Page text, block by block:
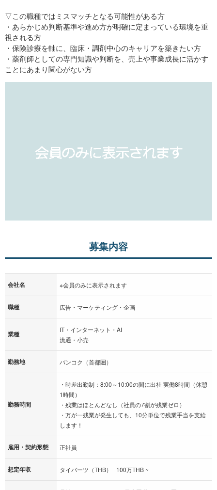
▽この職種ではミスマッチとなる可能性がある方
・あらかじめ判断基準や進め方が明確に定まっている環境を重
視される方
・保険診療を軸に、臨床・調剤中心のキャリアを築きたい方
・薬剤師としての専門知識や判断を、売上や事業成長に活かす
ことにあまり関心がない方
募集内容
会社名 ※会員のみに表示されます
職種 広告・マーケティング・企画
業種
IT・インターネット・AI
流通・小売
勤務地 バンコク（首都圏）
勤務時間
・時差出勤制：8:00～10:00の間に出社 実働8時間（休憩
1時間）
・残業はほとんどなし（社員の7割が残業ゼロ）
・万が一残業が発生しても、10分単位で残業手当を支給
します！
雇用・契約形態 正社員
想定年収 タイバーツ（THB） 100万THB ~